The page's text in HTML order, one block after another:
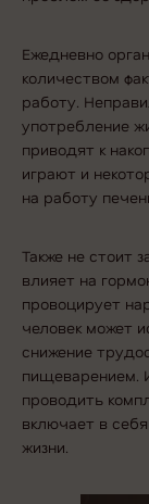
Ежедневно
количеством
работу.
употребление
приводят к
играют и
на работу
Также не стоит
влияет на
провоцирует
человек может
снижение
пищеварением.
проводить
включает в
жизни.